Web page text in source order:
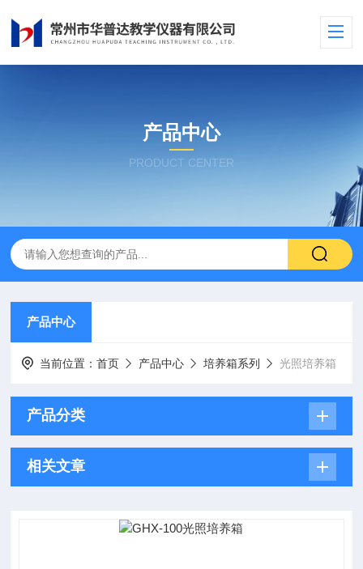
产品中心
PRODUCT CENTER
产品中心
当前位置：首页 产品中心 培养箱系列 光照培养箱
产品分类
相关文章